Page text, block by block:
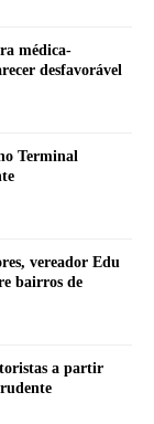
médica-
desfavorável
Terminal
vereador Edu
bairros de
a partir